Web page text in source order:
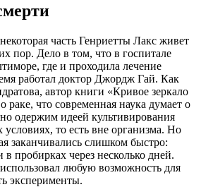
часть Генриетты Лакс живет
пор. Дело в том, что в госпитале
где и проходила лечение
работал доктор Джордж Гай. Как
автор книги «Кривое зеркало
что современная наука думает о
одержим идеей культивирования
условиях, то есть вне организма. Но
заканчивались слишком быстро:
пробирках через несколько дней.
любую возможность для
эксперименты.